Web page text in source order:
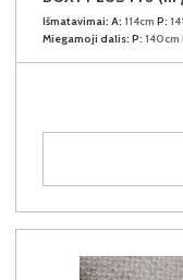
Išmatavimai: A: 114cm P:
Miegamoji dalis: P: 140cm